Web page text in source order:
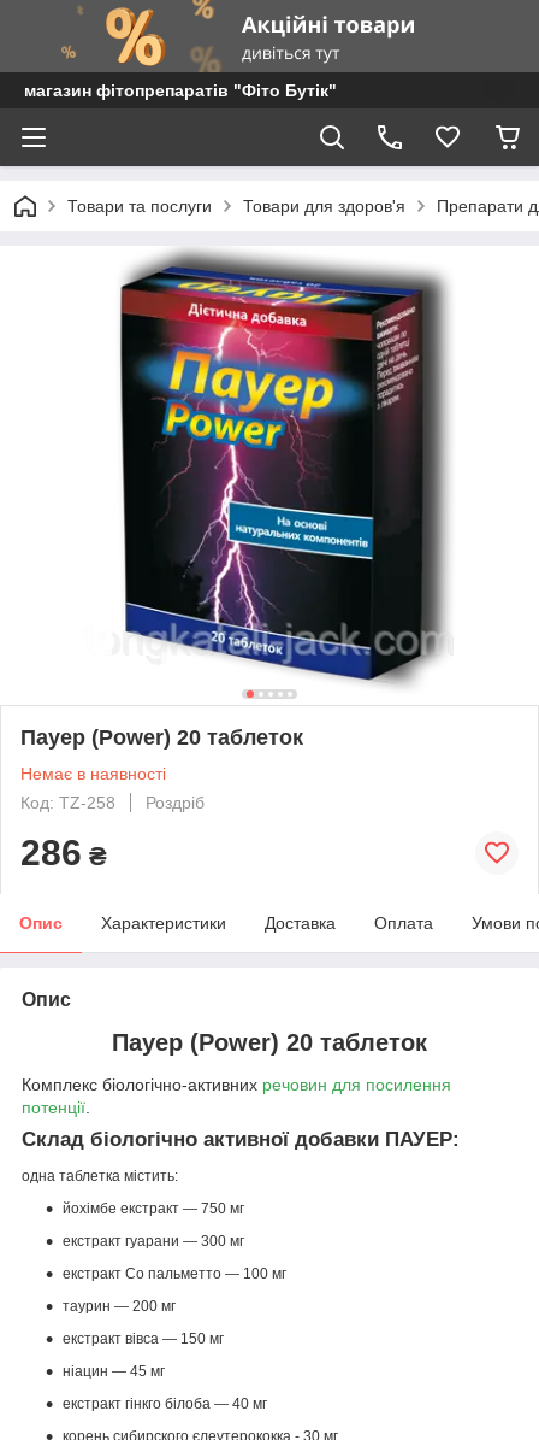
магазин фітопрепаратів "Фіто Бутік"
Товари та послуги Товари для здоров'я Препарати
Пауер (Power) 20 таблеток
Немає в наявності
Код: TZ-258
Роздріб
286 ₴
Опис Характеристики Доставка Оплата Умови
Опис
Пауер (Power) 20 таблеток
Комплекс біологічно-активних речовин для посилення
потенції.
Склад біологічно активної добавки ПАУЕР:
одна таблетка містить:
йохімбе екстракт — 750 мг
екстракт гуарани — 300 мг
екстракт Со пальметто — 100 мг
таурин — 200 мг
екстракт вівса — 150 мг
ніацин — 45 мг
екстракт гінкго білоба — 40 мг